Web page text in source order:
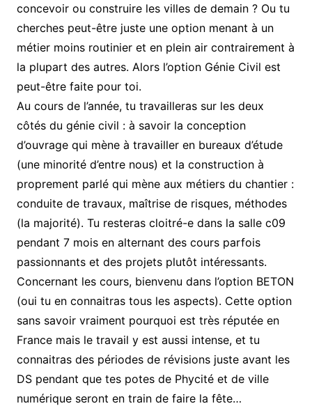
concevoir ou construire les villes de demain ? Ou tu
cherches peut-être juste une option menant à un
métier moins routinier et en plein air contrairement à
la plupart des autres. Alors l’option Génie Civil est
peut-être faite pour toi.
Au cours de l’année, tu travailleras sur les deux
côtés du génie civil : à savoir la conception
d’ouvrage qui mène à travailler en bureaux d’étude
(une minorité d’entre nous) et la construction à
proprement parlé qui mène aux métiers du chantier :
conduite de travaux, maîtrise de risques, méthodes
(la majorité). Tu resteras cloitré-e dans la salle c09
pendant 7 mois en alternant des cours parfois
passionnants et des projets plutôt intéressants.
Concernant les cours, bienvenu dans l’option BETON
(oui tu en connaitras tous les aspects). Cette option
sans savoir vraiment pourquoi est très réputée en
France mais le travail y est aussi intense, et tu
connaitras des périodes de révisions juste avant les
DS pendant que tes potes de Phycité et de ville
numérique seront en train de faire la fête…